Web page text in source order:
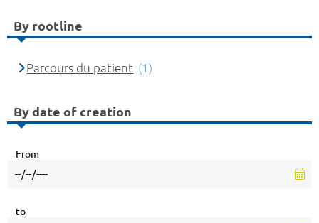
By rootline
Parcours du patient (1)
By date of creation
From
to